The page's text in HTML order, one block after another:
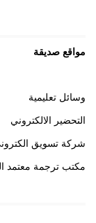
مواقع صديقة
وسائل تعليمية
التحضير الالكتروني
شركة تسويق
مكتب ترجمة معتمد